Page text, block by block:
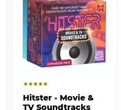
Hitster - Movie &
TV Soundtracks